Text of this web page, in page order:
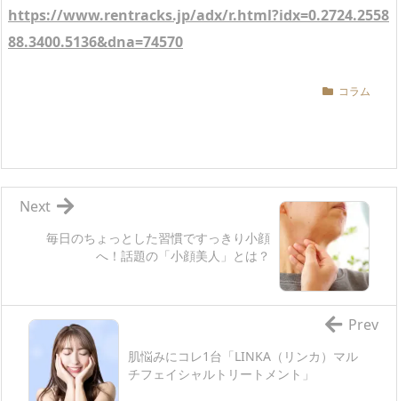
https://www.rentracks.jp/adx/r.html?idx=0.2724.2558
88.3400.5136&dna=74570
コラム
毎日のちょっとした習慣ですっきり小顔
へ！話題の「小顔美人」とは？
Next
肌悩みにコレ1台「LINKA（リンカ）マル
チフェイシャルトリートメント」
Prev